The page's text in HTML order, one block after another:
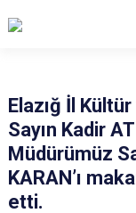
Elazığ İl
Sayın Kadir
Müdürümüz
KARAN’ı
etti.